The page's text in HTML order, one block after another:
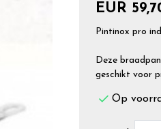
EUR
Pintinox pro
Deze
geschikt voor
Op